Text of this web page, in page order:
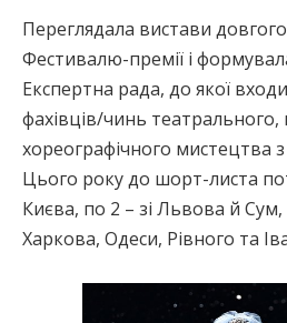
Переглядала вистави
Фестивалю-премії і
Експертна рада, до якої
фахівців/чинь театрального,
хореографічного мистецтва з
Цього року до шорт-листа
Києва, по 2 – зі Львова й Сум,
Харкова, Одеси, Рівного та